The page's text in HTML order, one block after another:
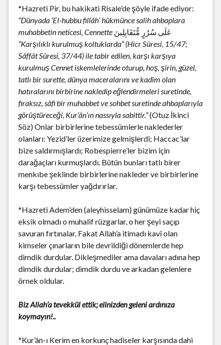
*Hazreti Pir, bu hakikati Risale’de şöyle ifade ediyor:
“Dünyada ‘El-hubbu fillâh’ hükmünce salih ahbaplara
muhabbetin neticesi, Cennette عَلَى سُرُرٍ مُّتَقَابِلِينَ
“Karşılıklı kurulmuş koltuklarda” (Hicr Sûresi, 15/47;
Sâffât Sûresi, 37/44) ile tabir edilen, karşı karşıya
kurulmuş Cennet iskemlelerinde oturup, hoş, şirin, güzel,
tatlı bir surette, dünya maceralarını ve kadîm olan
hatıralarını birbirine nakledip eğlendirmeleri suretinde,
firaksız, sâfi bir muhabbet ve sohbet suretinde ahbaplarıyla
görüştüreceği, Kur’ân’ın nassıyla sabittir.”(Otuz İkinci
Söz) Onlar birbirlerine tebessümlerle naklederler
olanları: Yezid’ler üzerimize gelmişlerdi; Haccac’lar
bize saldırmışlardı; Robespierre’ler bizim için
darağaçları kurmuşlardı. Bütün bunları tatlı birer
menkıbe şeklinde birbirlerine nakleder ve birbirlerine
karşı tebessümler yağdırırlar.
*Hazreti Adem’den (aleyhisselam) günümüze kadar hiç
eksik olmadı o muhalif rüzgarlar, o her şeyi saçıp
savuran fırtınalar. Fakat Allah’a itimadı kavî olan
kimseler çınarların bile devrildiği dönemlerde hep
dimdik durdular. Dikleşmediler ama davaları adına hep
dimdik durdular; dimdik durdu ve arkadan gelenlere
örnek oldular.
Biz Allah’a tevekkül ettik; elinizden geleni ardınıza
koymayın!..
*Kur’ân-ı Kerim en korkunç hadiseler karşısında dahi